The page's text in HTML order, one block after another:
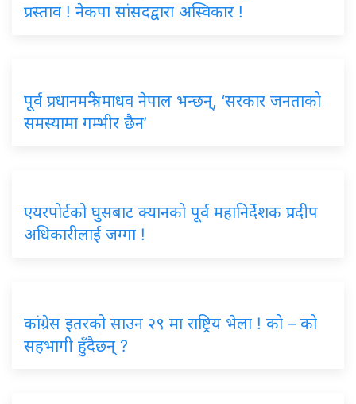
प्रस्ताव ! नेकपा सांसदद्वारा अस्विकार !
पूर्व प्रधानमन्त्री माधव नेपाल भन्छन्, ‘सरकार जनताको
समस्यामा गम्भीर छैन’
एयरपोर्टको घुसबाट क्यानको पूर्व महानिर्देशक प्रदीप
अधिकारीलाई जग्गा !
कांग्रेस इतरको साउन २९ मा राष्ट्रिय भेला ! को – को
सहभागी हुँदैछन् ?